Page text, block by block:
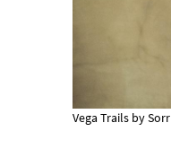
Vega Trails by